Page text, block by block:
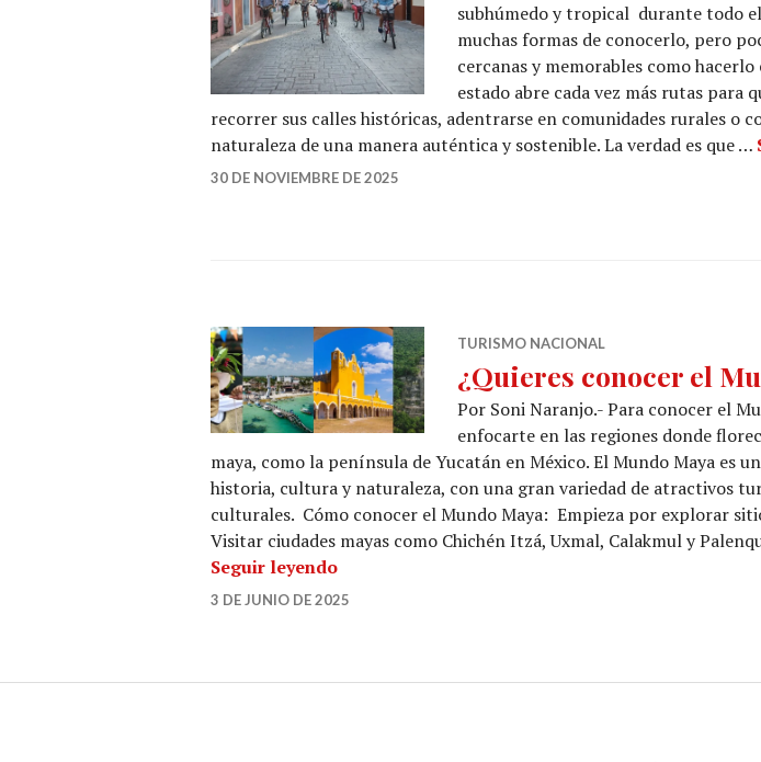
subhúmedo y tropical durante todo
muchas formas de conocerlo, pero
cercanas y memorables como
estado abre cada vez más rutas para
recorrer sus calles históricas, adentrarse en comunidades rurales o
naturaleza de una manera auténtica y sostenible. La verdad es que …
30 DE NOVIEMBRE DE 2025
TURISMO NACIONAL
¿Quieres conocer el
Por Soni Naranjo.- Para conocer el
enfocarte en las regiones donde
maya, como la península de Yucatán en México. El Mundo Maya es
historia, cultura y naturaleza, con una gran variedad de atractivos
culturales. Cómo conocer el Mundo Maya: Empieza por explorar
Visitar ciudades mayas como Chichén Itzá, Uxmal, Calakmul y
Seguir leyendo¿Quieres conocer el Mundo Maya?
3 DE JUNIO DE 2025